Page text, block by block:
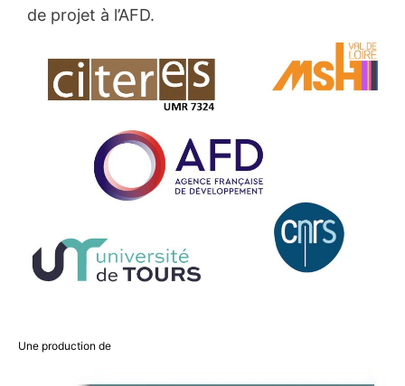
de projet à l’AFD.
Une production de